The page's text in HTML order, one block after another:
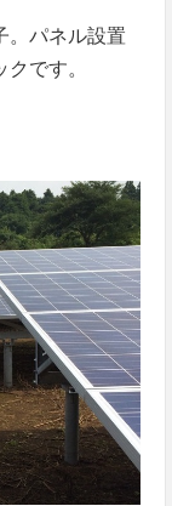
。パネル設置
です。